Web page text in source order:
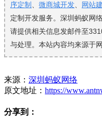
序定制
、微商城开发 网站
定制开发服务。深圳蚂蚁网
请提供相关信息发邮件至
与处理。本站内容均来源于
来源： 深圳蚂蚁网络
原文地址： https://
分享到：